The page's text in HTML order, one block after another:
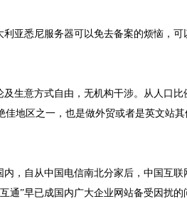
亚悉尼服务器可以免去备案的烦恼，
生意方式自由，无机构干涉。从人口
佳地区之一，也是做外贸或者是英文站
，自从中国电信南北分家后，中国互
通”早已成国内广大企业网站备受因扰